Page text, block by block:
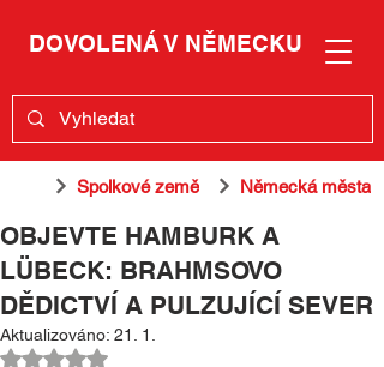
DOVOLENÁ V NĚMECKU
Spolkové země Německá města
OBJEVTE HAMBURK A
LÜBECK: BRAHMSOVO
DĚDICTVÍ A PULZUJÍCÍ SEVER
Aktualizováno: 21. 1.
Hodnoceno NaN z 5 hvězdiček.